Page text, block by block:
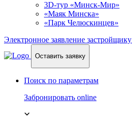
3D-тур «Минск-Мир»
«Маяк Минска»
«Парк Челюскинцев»
Электронное заявление застройщику
Оставить заявку
Поиск по параметрам
Забронировать online